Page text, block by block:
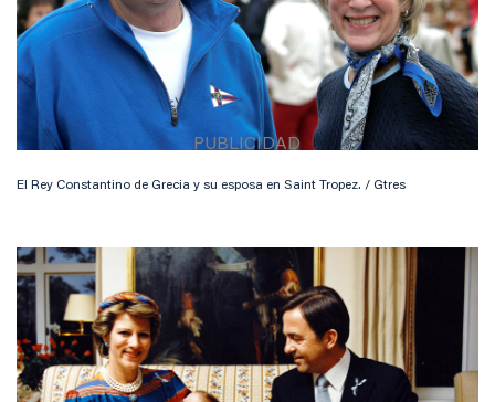
El Rey Constantino de Grecia y su esposa en Saint Tropez. / Gtres